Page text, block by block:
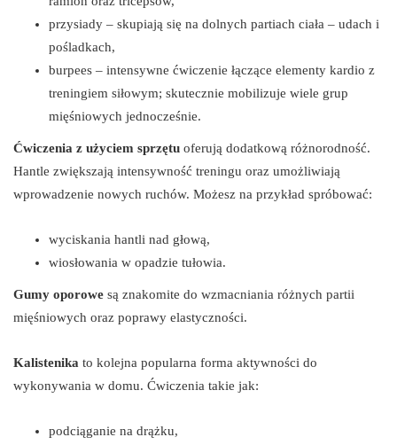
przysiady – skupiają się na dolnych partiach ciała – udach i
pośladkach,
burpees – intensywne ćwiczenie łączące elementy kardio z
treningiem siłowym; skutecznie mobilizuje wiele grup
mięśniowych jednocześnie.
Ćwiczenia z użyciem sprzętu oferują dodatkową różnorodność.
Hantle zwiększają intensywność treningu oraz umożliwiają
wprowadzenie nowych ruchów. Możesz na przykład spróbować:
wyciskania hantli nad głową,
wiosłowania w opadzie tułowia.
Gumy oporowe są znakomite do wzmacniania różnych partii
mięśniowych oraz poprawy elastyczności.
Kalistenika to kolejna popularna forma aktywności do
wykonywania w domu. Ćwiczenia takie jak:
podciąganie na drążku,